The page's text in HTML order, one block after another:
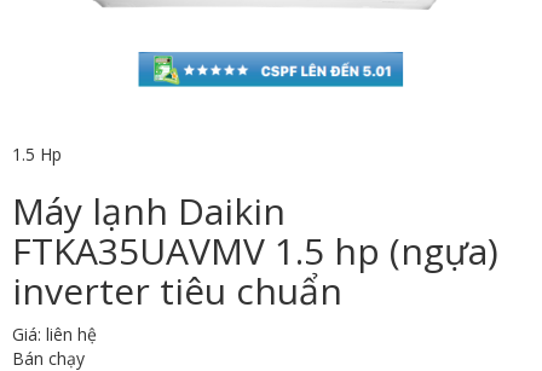
1.5 Hp
Máy lạnh Daikin
FTKA35UAVMV 1.5 hp (ngựa)
inverter tiêu chuẩn
Giá: liên hệ
Bán chạy